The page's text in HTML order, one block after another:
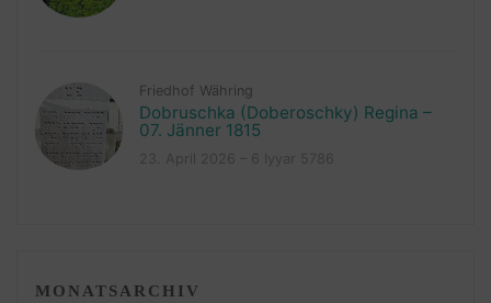
Friedhof Währing
Dobruschka (Doberoschky) Regina –
07. Jänner 1815
MONATSARCHIV